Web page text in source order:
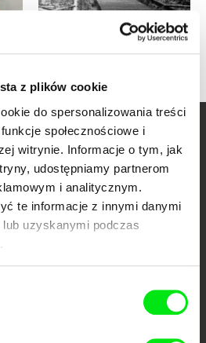
z plików cookie
do spersonalizowania treści
społecznościowe i
witrynie. Informacje o tym, jak
udostępniamy partnerom
i analitycznym.
te informacje z innymi danymi
uzyskanymi podczas
kino
online
filmy
tygodnia
kina dokumentalnego. Naszym celem
dokumentalnego, wspierać jego